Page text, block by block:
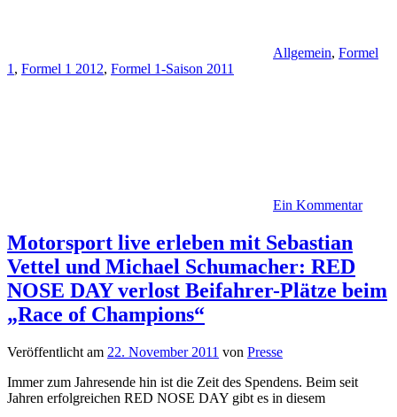
Allgemein, Formel
1 , Formel 1 2012, Formel 1-Saison 2011
Ein Kommentar
Motorsport live erleben mit Sebastian
Vettel und Michael Schumacher: RED
NOSE DAY verlost Beifahrer-Plätze beim
„Race of Champions“
Veröffentlicht am 22. November 2011 von Presse
Immer zum Jahresende hin ist die Zeit des Spendens. Beim seit
Jahren erfolgreichen RED NOSE DAY gibt es in diesem